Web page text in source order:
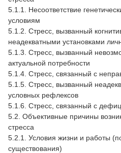
5.1.1. Несоответствие
условиям
5.1.2. Стресс, вызванный
неадекватными установками
5.1.3. Стресс, вызванный
актуальной потребности
5.1.4. Стресс, связанный с
5.1.5. Стресс, вызванный
условных рефлексов
5.1.6. Стресс, связанный с
5.2. Объективные причины
стресса
5.2.1. Условия жизни и работы
существования)